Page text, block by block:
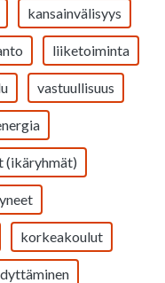
kansainvälisyys
liiketoiminta
vastuullisuus
(ikäryhmät)
korkeakoulut